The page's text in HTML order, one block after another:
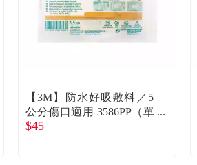
【3M】防水好吸敷料／5
公分傷口適用 3586PP（單
片／包）
$45